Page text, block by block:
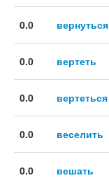
0.0 вернуться
0.0 вертеть
0.0 вертеться
0.0 веселить
0.0 вешать